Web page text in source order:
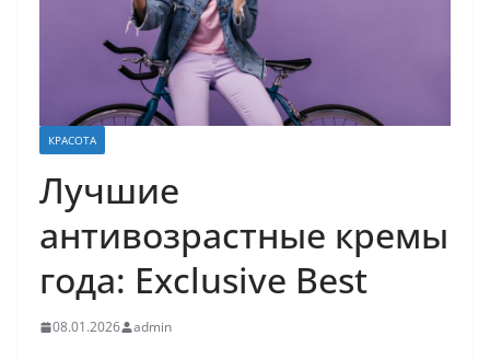
КРАСОТА
Лучшие
антивозрастные кремы
года: Exclusive Best
08.01.2026 admin